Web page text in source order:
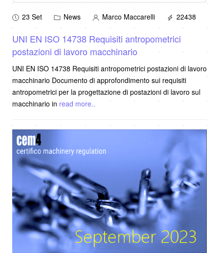
23 Set News Marco Maccarelli 22438
UNI EN ISO 14738 Requisiti antropometrici
postazioni di lavoro macchinario
UNI EN ISO 14738 Requisiti antropometrici postazioni di lavoro
macchinario Documento di approfondimento sui requisiti
antropometrici per la progettazione di postazioni di lavoro sul
macchinario in read more..